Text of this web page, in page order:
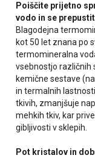
Poiščite prijetno
vodo in se
Blagodejna
kot 50 let znana po
termomineralna
vsebnostjo različnih
kemične sestave
in termalnih
tkivih, zmanjšuje
mehkih tkiv, kar
gibljivosti v sklepih.
Pot kristalov in